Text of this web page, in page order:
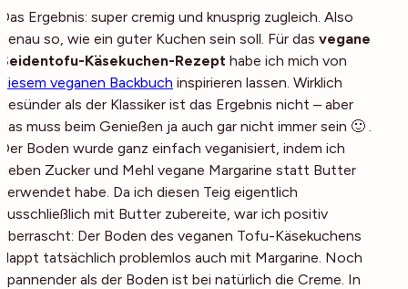
Das Ergebnis: super cremig und knusprig zugleich. Also
genau so, wie ein guter Kuchen sein soll. Für das vegane
Seidentofu-Käsekuchen-Rezept habe ich mich von
diesem veganen Backbuch inspirieren lassen. Wirklich
gesünder als der Klassiker ist das Ergebnis nicht – aber
das muss beim Genießen ja auch gar nicht immer sein 🙂 .
Der Boden wurde ganz einfach veganisiert, indem ich
neben Zucker und Mehl vegane Margarine statt Butter
verwendet habe. Da ich diesen Teig eigentlich
ausschließlich mit Butter zubereite, war ich positiv
überrascht: Der Boden des veganen Tofu-Käsekuchens
klappt tatsächlich problemlos auch mit Margarine. Noch
spannender als der Boden ist bei natürlich die Creme. In